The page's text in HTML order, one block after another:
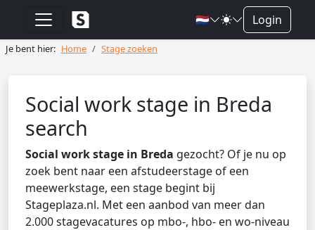
🇳🇱 Login
Je bent hier: Home Stage zoeken
Social work stage in Breda
search
Social work stage in Breda gezocht? Of je nu op
zoek bent naar een afstudeerstage of een
meewerkstage, een stage begint bij
Stageplaza.nl. Met een aanbod van meer dan
2.000 stagevacatures op mbo-, hbo- en wo-niveau